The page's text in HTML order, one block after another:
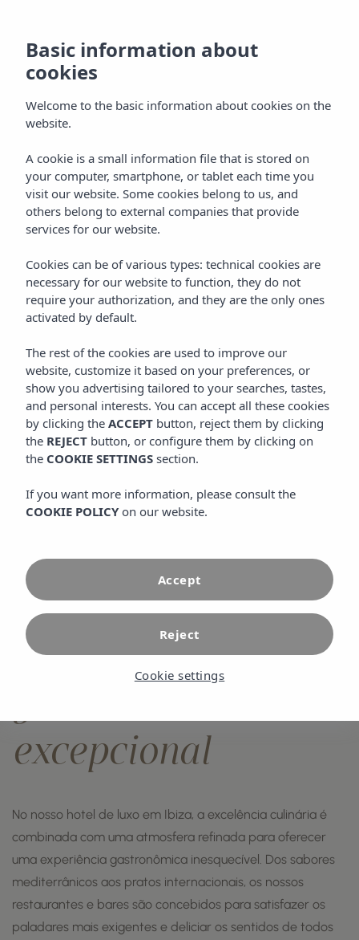
Início Restaurantes
Uma experiência
excepcional
No nosso hotel de luxo em Ibiza, a excelência culinária é
combinada com uma atmosfera refinada para oferecer
uma experiência gastronômica inesquecível. Dos sabores
mediterrânicos aos pratos internacionais, os nossos
restaurantes e bares são concebidos para satisfazer os
paladares mais exigentes e deliciar os sentidos de todos
Basic information about
cookies
Welcome to the basic information about cookies on the
website.
A cookie is a small information file that is stored on
your computer, smartphone, or tablet each time you
visit our website. Some cookies belong to us, and
others belong to external companies that provide
services for our website.
Cookies can be of various types: technical cookies are
necessary for our website to function, they do not
require your authorization, and they are the only ones
activated by default.
The rest of the cookies are used to improve our
website, customize it based on your preferences, or
show you advertising tailored to your searches, tastes,
and personal interests. You can accept all these cookies
by clicking the ACCEPT button, reject them by clicking
the REJECT button, or configure them by clicking on
the COOKIE SETTINGS section.
If you want more information, please consult the
COOKIE POLICY on our website.
Cookie settings
Reject
Accept